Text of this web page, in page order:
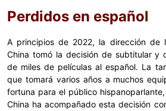
Perdidos en español
A principios de 2022, la dirección de
China tomó la decisión de subtitular y
de miles de películas al español. La
que tomará varios años a muchos
fortuna para el público
China ha acompañado esta decisión